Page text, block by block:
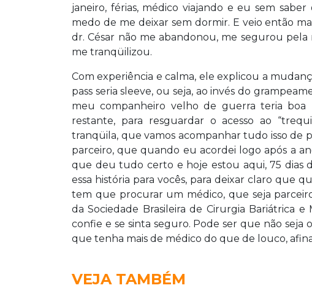
janeiro, férias, médico viajando e eu sem
medo de me deixar sem dormir. E veio então
dr. César não me abandonou, me segurou
me tranqüilizou.
Com experiência e calma, ele explicou a
pass seria sleeve, ou seja, ao invés do
meu companheiro velho de guerra teria
restante, para resguardar o acesso ao
tranqüila, que vamos acompanhar tudo isso de
parceiro, que quando eu acordei logo após a
que deu tudo certo e hoje estou aqui, 75 dias
essa história para vocês, para deixar claro que
tem que procurar um médico, que seja
da Sociedade Brasileira de Cirurgia Bariátrica
confie e se sinta seguro. Pode ser que não seja
que tenha mais de médico do que de louco,
VEJA TAMBÉM